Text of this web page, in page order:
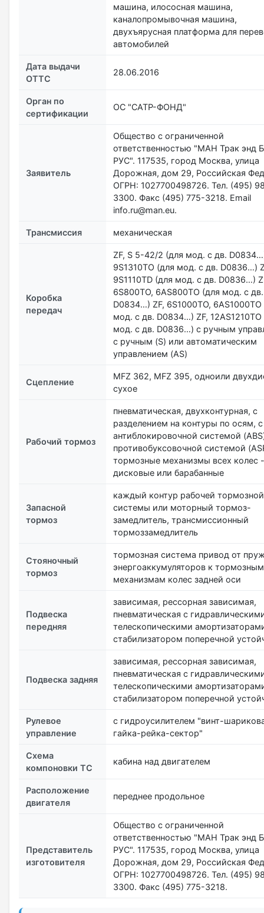
машина, илососная машина,
каналопромывочная машина,
двухъярусная платформа для
автомобилей
Дата выдачи
ОТТС
28.06.2016
Орган по
сертификации
ОС "САТР-ФОНД"
Заявитель
Общество с ограниченной
ответственностью "МАН Трак энд
РУС". 117535, город Москва, улица
Дорожная, дом 29, Российская
ОГРН: 1027700498726. Тел. (495)
3300. Факс (495) 775-3218. Email
info.ru@man.eu.
Трансмиссия механическая
Коробка
передач
ZF, S 5-42/2 (для мод. с дв.
9S1310ТО (для мод. с дв. D0836…)
9S1110ТD (для мод. с дв. D0836…)
6S800TO, 6AS800TO (для мод. с дв.
D0834…) ZF, 6S1000TO, 6AS1000TO
мод. с дв. D0834…) ZF, 12AS1210TO
мод. с дв. D0836…) с ручным
с ручным (S) или автоматическим
управлением (AS)
Сцепление
MFZ 362, MFZ 395, одноили
сухое
Рабочий тормоз
пневматическая, двухконтурная, с
разделением на контуры по осям, с
антиблокировочной системой
противобуксовочной системой
тормозные механизмы всех колес -
дисковые или барабанные
Запасной
тормоз
каждый контур рабочей тормозной
системы или моторный тормоз-
замедлитель, трансмиссионный
тормоззамедлитель
Стояночный
тормоз
тормозная система привод от
энергоаккумуляторов к тормозным
механизмам колес задней оси
Подвеска
передняя
зависимая, рессорная зависимая,
пневматическая с
телескопическими
стабилизатором поперечной
Подвеска задняя
зависимая, рессорная зависимая,
пневматическая с
телескопическими
стабилизатором поперечной
Рулевое
управление
с гидроусилителем "винт-
гайка-рейка-сектор"
Схема
компоновки ТС
кабина над двигателем
Расположение
двигателя
переднее продольное
Представитель
изготовителя
Общество с ограниченной
ответственностью "МАН Трак энд
РУС". 117535, город Москва, улица
Дорожная, дом 29, Российская
ОГРН: 1027700498726. Тел. (495)
3300. Факс (495) 775-3218.